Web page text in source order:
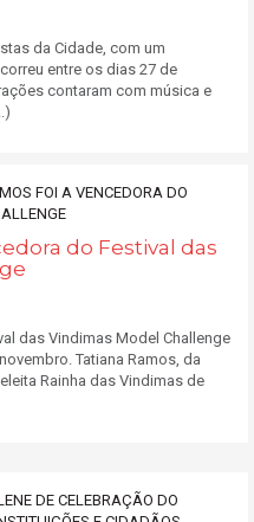
da Cidade, com um
entre os dias 27 de
contaram com música e
do Festival das
das Vindimas Model Challenge
Tatiana Ramos, da
Rainha das Vindimas de